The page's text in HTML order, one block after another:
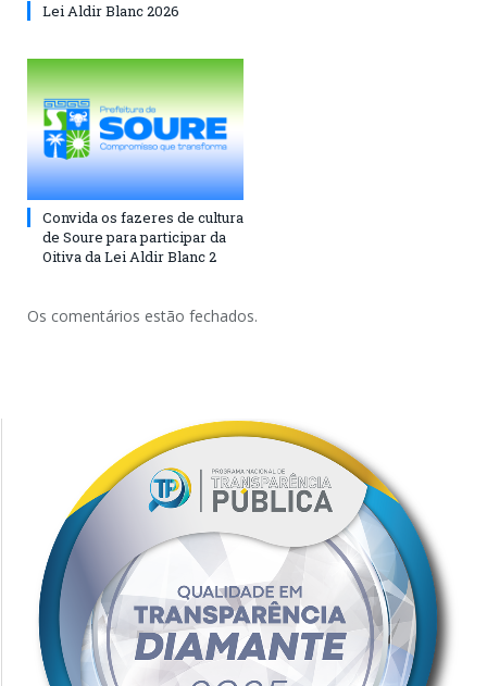
Lei Aldir Blanc 2026
Convida os fazeres de cultura
de Soure para participar da
Oitiva da Lei Aldir Blanc 2
Os comentários estão fechados.